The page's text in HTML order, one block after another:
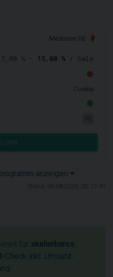
Medicom DE
7,00 % - 15,00 % / Sale
Cookie
anzeigen
für skalierbares
-Check inkl. Umsatz-